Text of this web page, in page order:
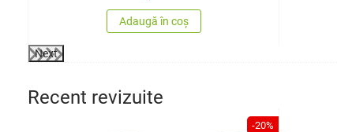
Adaugă în coș
Next
Recent revizuite
-20%